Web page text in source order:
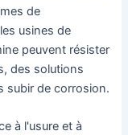
de
usines de
peuvent résister
des solutions
subir de corrosion.
à l'usure et à